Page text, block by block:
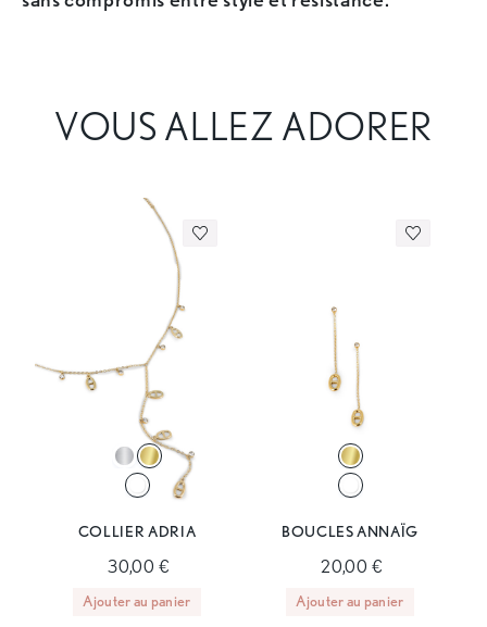
VOUS ALLEZ ADORER
COLLIER ADRIA
30,00 €
Ajouter au panier
BOUCLES ANNAÏG
20,00 €
Ajouter au panier